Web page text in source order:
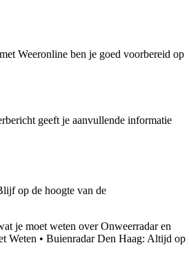
Weeronline ben je goed voorbereid op
geeft je aanvullende informatie
op de hoogte van de
je moet weten over Onweerradar en
Weten • Buienradar Den Haag: Altijd op